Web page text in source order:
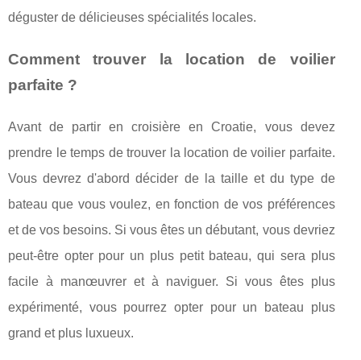
déguster de délicieuses spécialités locales.
Comment trouver la location de voilier
parfaite ?
Avant de partir en croisière en Croatie, vous devez
prendre le temps de trouver la location de voilier parfaite.
Vous devrez d'abord décider de la taille et du type de
bateau que vous voulez, en fonction de vos préférences
et de vos besoins. Si vous êtes un débutant, vous devriez
peut-être opter pour un plus petit bateau, qui sera plus
facile à manœuvrer et à naviguer. Si vous êtes plus
expérimenté, vous pourrez opter pour un bateau plus
grand et plus luxueux.